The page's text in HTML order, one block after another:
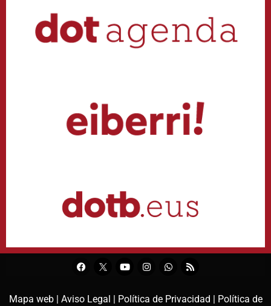
Mapa web | Aviso Legal | Política de Privacidad |
Política de